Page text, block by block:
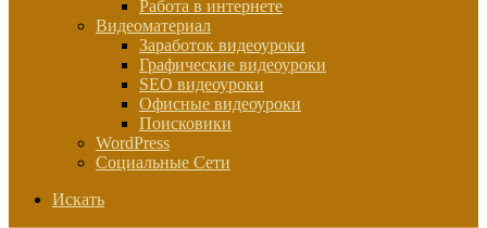
Работа в интернете
Видеоматериал
Заработок видеоуроки
Графические видеоуроки
SEO видеоуроки
Офисные видеоуроки
Поисковики
WordPress
Социальные Сети
Искать